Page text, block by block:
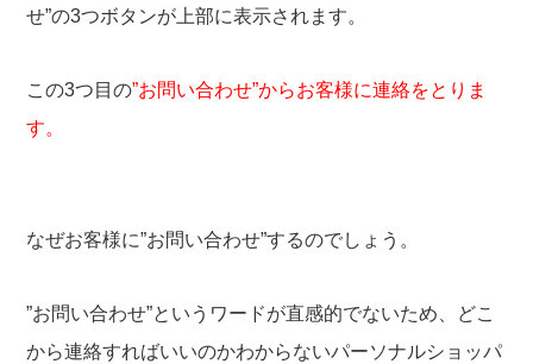
せ”の3つボタンが上部に表示されます。
この3つ目の”お問い合わせ”からお客様に連絡をとりま
す。
なぜお客様に”お問い合わせ”するのでしょう。
”お問い合わせ”というワードが直感的でないため、どこ
から連絡すればいいのかわからないパーソナルショッパ